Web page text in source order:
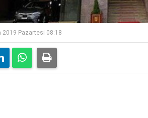
2019 Pazartesi 08:18